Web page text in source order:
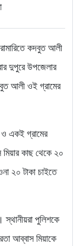
কদবুত আলী
দুপুরে উপজেলার
আলী ওই গ্রামের
একই গ্রামের
কাছ থেকে ২০
২০ টাকা চাইতে
স্থানীয়রা পুলিশকে
আব্বাস মিয়াকে